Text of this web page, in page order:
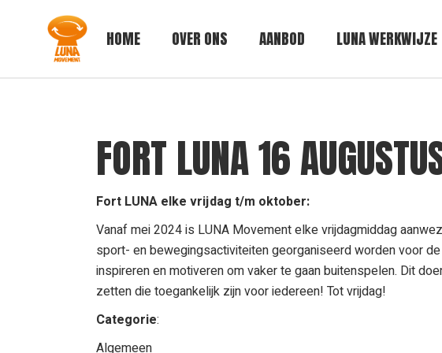
HOME OVER ONS AANBOD LUNA WERKWIJZE
FORT LUNA 16
Fort LUNA elke vrijdag t/m oktober:
Vanaf mei 2024 is LUNA Movement elke vrijdagmiddag
sport- en bewegingsactiviteiten georganiseerd worden voor
inspireren en motiveren om vaker te gaan buitenspelen. Dit
zetten die toegankelijk zijn voor iedereen! Tot vrijdag!
Categorie:
Algemeen